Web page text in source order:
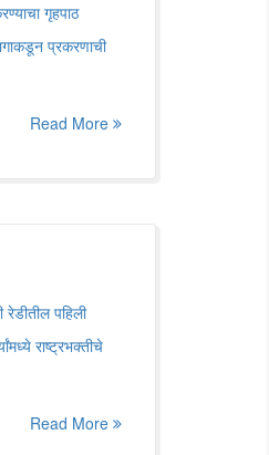
गृहपाठ
प्रकरणाची
Read More
पहिली
राष्ट्रभक्तीचे
Read More